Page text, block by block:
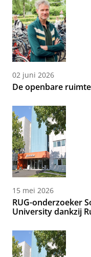
02 juni 2026
De openbare
15 mei 2026
RUG-onderzoeker
University dankzij